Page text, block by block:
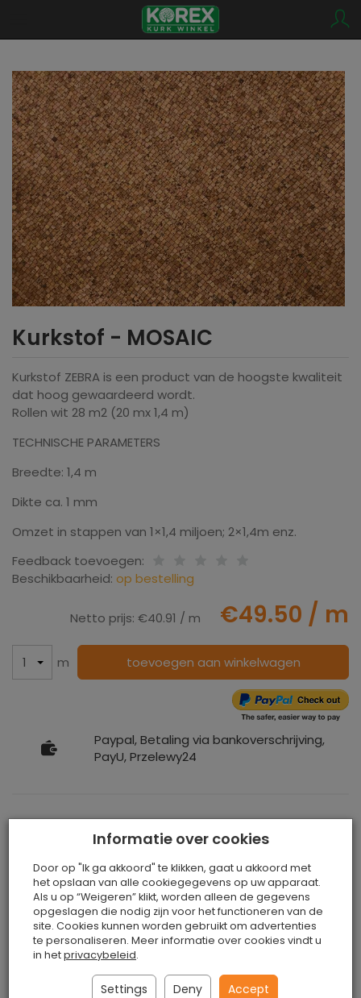
Kurkstof - MOSAIC
Kurkstof ZEBRA is een product van de hoogste kwaliteit
dat hoog gewaardeerd wordt.
Rollen wit 28 m2 (20 mx 1,4 m)
TECHNISCHE PARAMETERS
Breedte: 1,4 m
Dikte ca. 1 mm
Omzet in stappen van 1×1,4 miljoen; 2×1,4m enz.
Feedback toevoegen:
Beschikbaarheid: op bestelling
Netto prijs: €40.91 / m €49.50 / m
m toevoegen aan winkelwagen
Paypal, Betaling via bankoverschrijving,
PayU, Przelewy24
Kurkstof - MOSAIC
Kurkstof is een materiaal dat met de hand wordt
gemaakt van natuurlijk kurk. Het wordt voornamelijk
gebruikt voor de productie van fournituren. Het
kurkmateriaal wordt over gewone stof aangebracht en
het resulterende doek is volledig milieuvriendelijk. Het
lijkt qua eigenschappen op natuurlijk leer.
Informatie over cookies
Door op "Ik ga akkoord" te klikken, gaat u akkoord met
het opslaan van alle cookiegegevens op uw apparaat.
Als u op “Weigeren” klikt, worden alleen de gegevens
opgeslagen die nodig zijn voor het functioneren van de
site. Cookies kunnen worden gebruikt om advertenties
te personaliseren. Meer informatie over cookies vindt u
in hetprivacybeleid.
Settings Deny Accept